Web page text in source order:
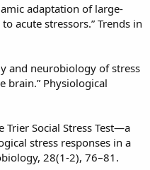
adaptation of large-
acute stressors.” Trends in
and neurobiology of stress
brain.” Physiological
Trier Social Stress Test—a
stress responses in a
28(1-2), 76–81.